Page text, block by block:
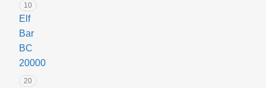
10
Elf
Bar
BC
20000
20